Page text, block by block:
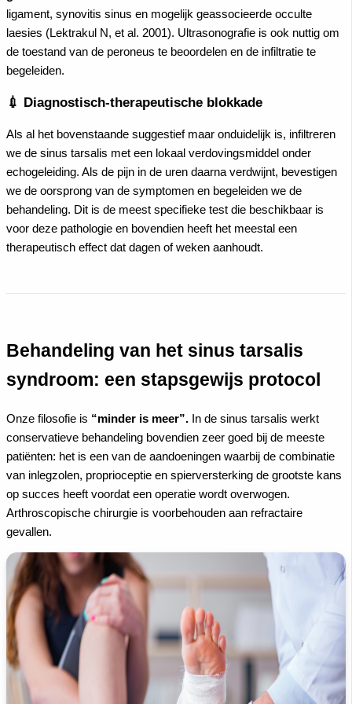
ligament, synovitis sinus en mogelijk geassocieerde occulte
laesies (Lektrakul N, et al. 2001). Ultrasonografie is ook nuttig om
de toestand van de peroneus te beoordelen en de infiltratie te
begeleiden.
💉 Diagnostisch-therapeutische blokkade
Als al het bovenstaande suggestief maar onduidelijk is, infiltreren
we de sinus tarsalis met een lokaal verdovingsmiddel onder
echogeleiding. Als de pijn in de uren daarna verdwijnt, bevestigen
we de oorsprong van de symptomen en begeleiden we de
behandeling. Dit is de meest specifieke test die beschikbaar is
voor deze pathologie en bovendien heeft het meestal een
therapeutisch effect dat dagen of weken aanhoudt.
Behandeling van het sinus tarsalis
syndroom: een stapsgewijs protocol
Onze filosofie is “minder is meer”. In de sinus tarsalis werkt
conservatieve behandeling bovendien zeer goed bij de meeste
patiënten: het is een van de aandoeningen waarbij de combinatie
van inlegzolen, proprioceptie en spierversterking de grootste kans
op succes heeft voordat een operatie wordt overwogen.
Arthroscopische chirurgie is voorbehouden aan refractaire
gevallen.